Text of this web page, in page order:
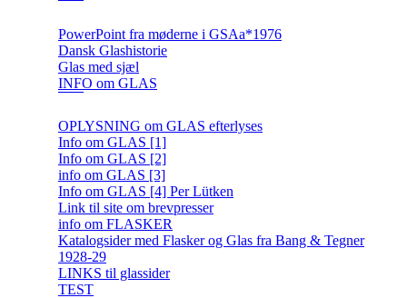
PowerPoint fra møderne i GSAa*1976
Dansk Glashistorie
Glas med sjæl
INFO om GLAS
OPLYSNING om GLAS efterlyses
Info om GLAS [1]
Info om GLAS [2]
info om GLAS [3]
Info om GLAS [4] Per Lütken
Link til site om brevpresser
info om FLASKER
Katalogsider med Flasker og Glas fra Bang & Tegner
1928-29
LINKS til glassider
TEST